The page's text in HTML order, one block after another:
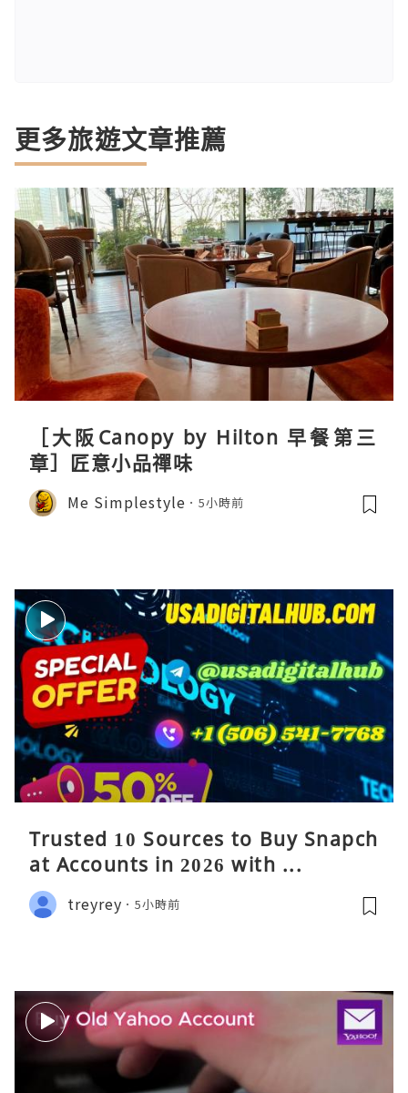
更多旅遊文章推薦
［大阪Canopy by Hilton 早餐第三
章］匠意小品禪味
Me Simplestyle 5小時前
Trusted 10 Sources to Buy Snapch
at Accounts in 2026 with ...
treyrey 5小時前